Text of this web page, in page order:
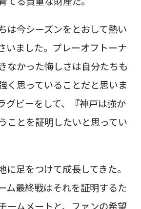
は今シーズンをとおして熱い
いました。プレーオフトーナ
なかった悔しさは自分たちも
く思っていることだと思いま
グビーをして、『神戸は強か
ことを証明したいと思ってい
に足をつけて成長してきた。
ム最終戦はそれを証明するた
ームメートと、ファンの希望